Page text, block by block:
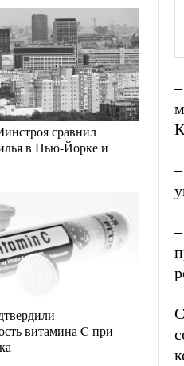
сравнил
в Нью-Йорке и
витамина C при